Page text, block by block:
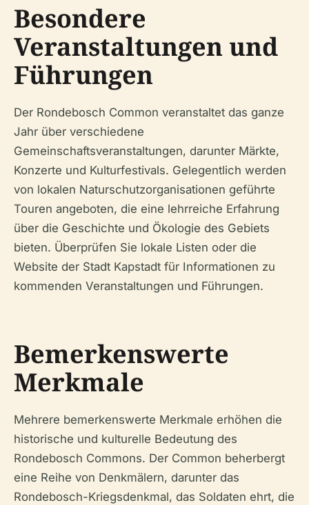
Besondere
Veranstaltungen und
Führungen
Der Rondebosch Common veranstaltet das ganze
Jahr über verschiedene
Gemeinschaftsveranstaltungen, darunter Märkte,
Konzerte und Kulturfestivals. Gelegentlich werden
von lokalen Naturschutzorganisationen geführte
Touren angeboten, die eine lehrreiche Erfahrung
über die Geschichte und Ökologie des Gebiets
bieten. Überprüfen Sie lokale Listen oder die
Website der Stadt Kapstadt für Informationen zu
kommenden Veranstaltungen und Führungen.
Bemerkenswerte
Merkmale
Mehrere bemerkenswerte Merkmale erhöhen die
historische und kulturelle Bedeutung des
Rondebosch Commons. Der Common beherbergt
eine Reihe von Denkmälern, darunter das
Rondebosch-Kriegsdenkmal, das Soldaten ehrt, die